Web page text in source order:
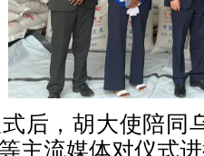
后，胡大使陪同
主流媒体对仪式